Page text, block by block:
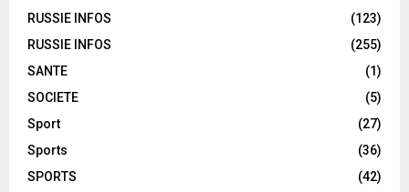
RUSSIE INFOS
(123)
RUSSIE INFOS
(255)
SANTE
(1)
SOCIETE
(5)
Sport
(27)
Sports
(36)
SPORTS
(42)